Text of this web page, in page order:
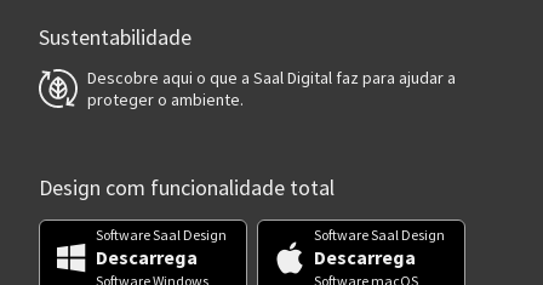
Sustentabilidade
Descobre aqui o que a Saal Digital faz para ajudar a
proteger o ambiente.
Design com funcionalidade total
Software Saal Design
Descarrega
Software Windows
Software Saal Design
Descarrega
Software macOS